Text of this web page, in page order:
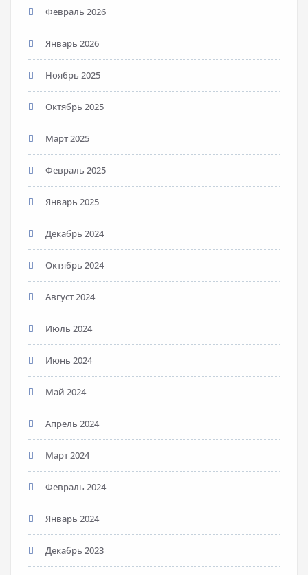
Февраль 2026
Январь 2026
Ноябрь 2025
Октябрь 2025
Март 2025
Февраль 2025
Январь 2025
Декабрь 2024
Октябрь 2024
Август 2024
Июль 2024
Июнь 2024
Май 2024
Апрель 2024
Март 2024
Февраль 2024
Январь 2024
Декабрь 2023